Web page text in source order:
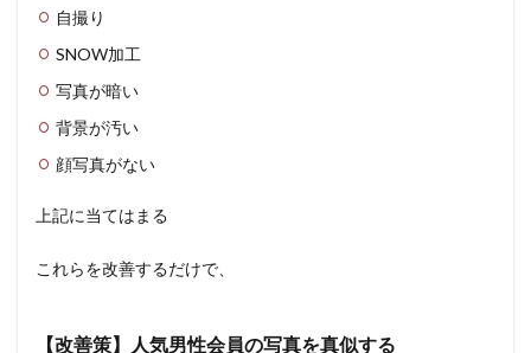
自撮り
SNOW加工
写真が暗い
背景が汚い
顔写真がない
上記に当てはまる
これらを改善するだけで、
【改善策】人気男性会員の写真を真似する